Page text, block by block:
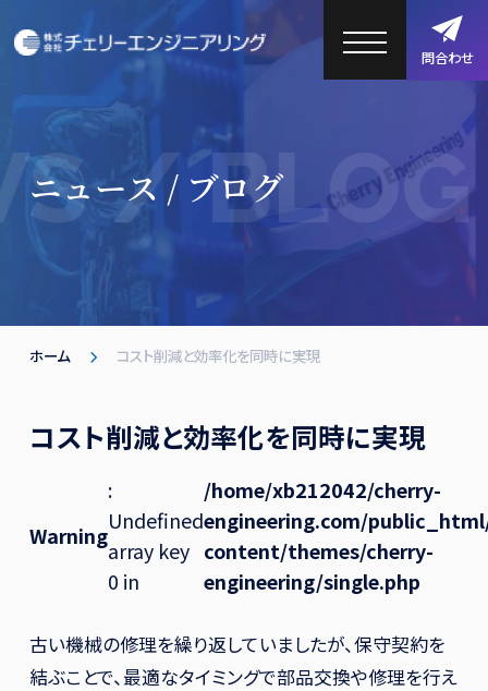
問合わせ
/
ニュース / ブログ
ホーム コスト削減と効率化を同時に実現
コスト削減と効率化を同時に実現
Warning
:
Undefined
array key
0 in
/home/xb212042/cherry-
engineering.com/
content/themes/cherry-
engineering/single.php
古い機械の修理を繰り返していましたが、保守契約を
結ぶことで、最適なタイミングで部品交換や修理を行え